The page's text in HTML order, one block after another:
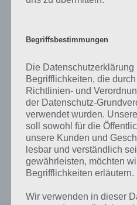
Spielprinzip werfen kannst, haben
Begriffsbestimmungen
Die Datenschutzerklärung
Begrifflichkeiten, die
Richtlinien- und
der Datenschutz-
verwendet wurden.
soll sowohl für die
unsere Kunden und
lesbar und verständlich
gewährleisten, möchten
Begrifflichkeiten erläutern.
Wir verwenden in dieser